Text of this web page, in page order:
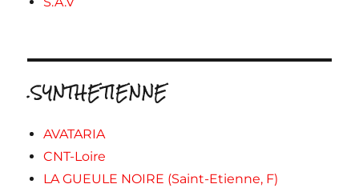
.SYNTHETIENNE
AVATARIA
CNT-Loire
LA GUEULE NOIRE (Saint-Etienne, F)